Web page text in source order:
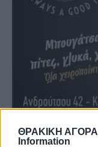
ΘΡΑΚΙΚΗ
Information